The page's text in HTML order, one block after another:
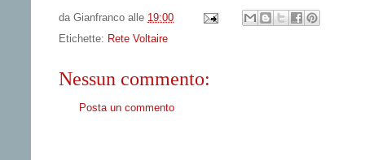
da Gianfranco alle 19:00
Etichette: Rete Voltaire
Nessun commento:
Posta un commento